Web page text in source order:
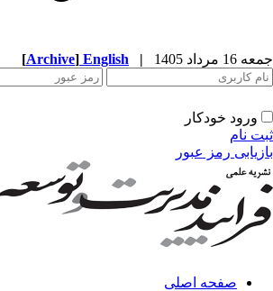
جمعه 16 مرداد 1405 |
English
[Archive]
ورود خودکار
ثبت نام
بازیابی رمز عبور
صفحه اصلی